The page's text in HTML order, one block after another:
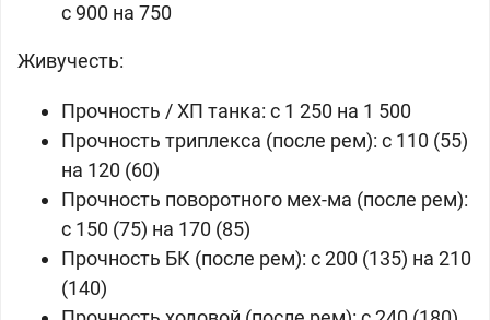
c 900 на 750
Живучесть:
Прочность / ХП танка: c 1 250 на 1 500
Прочность триплекса (после рем): c 110 (55)
на 120 (60)
Прочность поворотного мех-ма (после рем):
c 150 (75) на 170 (85)
Прочность БК (после рем): c 200 (135) на 210
(140)